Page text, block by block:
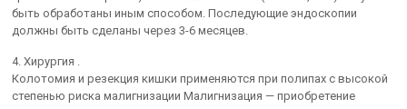
быть обработаны иным способом. Последующие эндоскопии
должны быть сделаны через 3-6 месяцев.
4. Хирургия .
Колотомия и резекция кишки применяются при полипах с высокой
степенью риска малигнизации Малигнизация — приобретение